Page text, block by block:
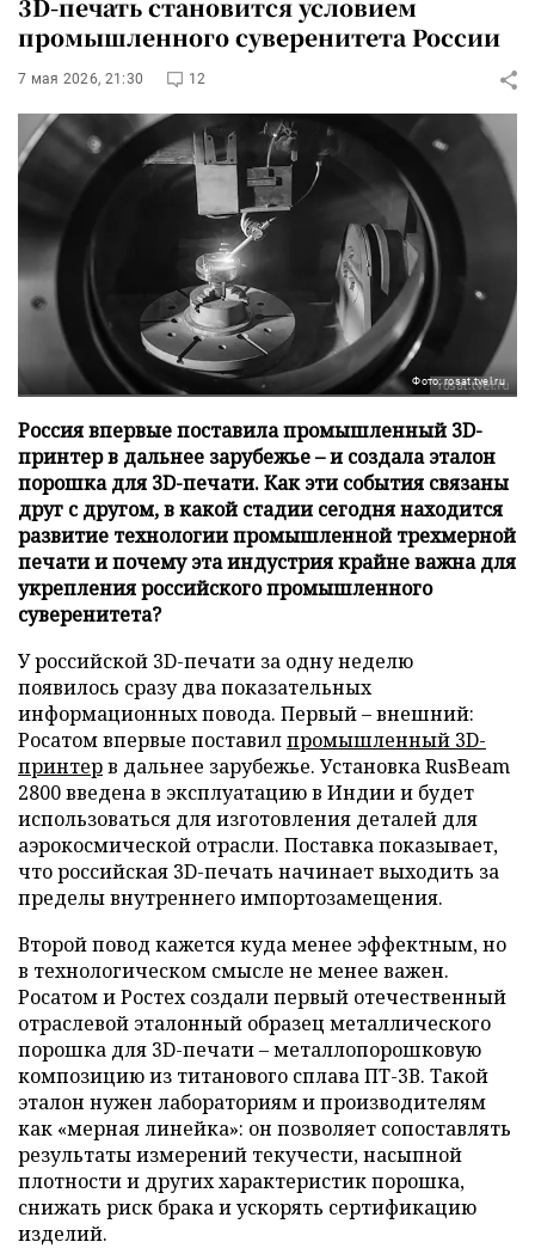
3D-печать становится условием
промышленного суверенитета России
7 мая 2026, 21:30 12
Фото: rosat.tvel.ru
Россия впервые поставила промышленный 3D-
принтер в дальнее зарубежье – и создала эталон
порошка для 3D-печати. Как эти события связаны
друг с другом, в какой стадии сегодня находится
развитие технологии промышленной трехмерной
печати и почему эта индустрия крайне важна для
укрепления российского промышленного
суверенитета?
У российской 3D-печати за одну неделю
появилось сразу два показательных
информационных повода. Первый – внешний:
Росатом впервые поставилпромышленный 3D-
принтерв дальнее зарубежье. Установка RusBeam
2800 введена в эксплуатацию в Индии и будет
использоваться для изготовления деталей для
аэрокосмической отрасли. Поставка показывает,
что российская 3D-печать начинает выходить за
пределы внутреннего импортозамещения.
Второй повод кажется куда менее эффектным, но
в технологическом смысле не менее важен.
Росатом и Ростех создали первый отечественный
отраслевой эталонный образец металлического
порошка для 3D-печати – металлопорошковую
композицию из титанового сплава ПТ-3В. Такой
эталон нужен лабораториям и производителям
как «мерная линейка»: он позволяет сопоставлять
результаты измерений текучести, насыпной
плотности и других характеристик порошка,
снижать риск брака и ускорять сертификацию
изделий.